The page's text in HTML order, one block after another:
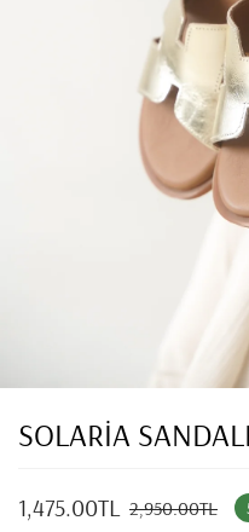
SOLARİA
1,475.00TL 2,950.00TL